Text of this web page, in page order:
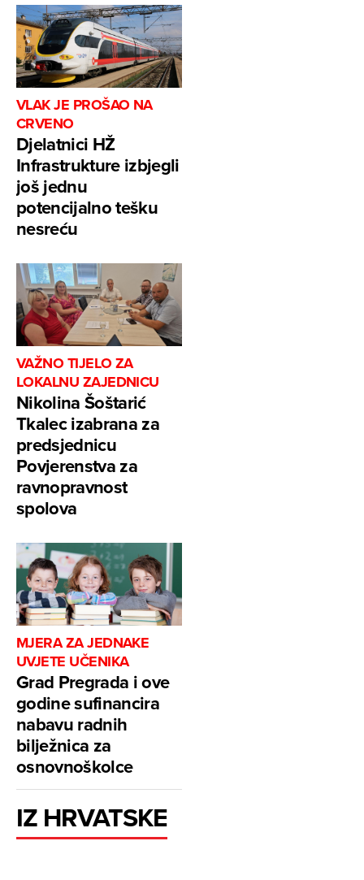
VLAK JE PROŠAO NA
CRVENO
Djelatnici HŽ
Infrastrukture izbjegli
još jednu
potencijalno tešku
nesreću
VAŽNO TIJELO ZA
LOKALNU ZAJEDNICU
Nikolina Šoštarić
Tkalec izabrana za
predsjednicu
Povjerenstva za
ravnopravnost
spolova
MJERA ZA JEDNAKE
UVJETE UČENIKA
Grad Pregrada i ove
godine sufinancira
nabavu radnih
bilježnica za
osnovnoškolce
IZ HRVATSKE